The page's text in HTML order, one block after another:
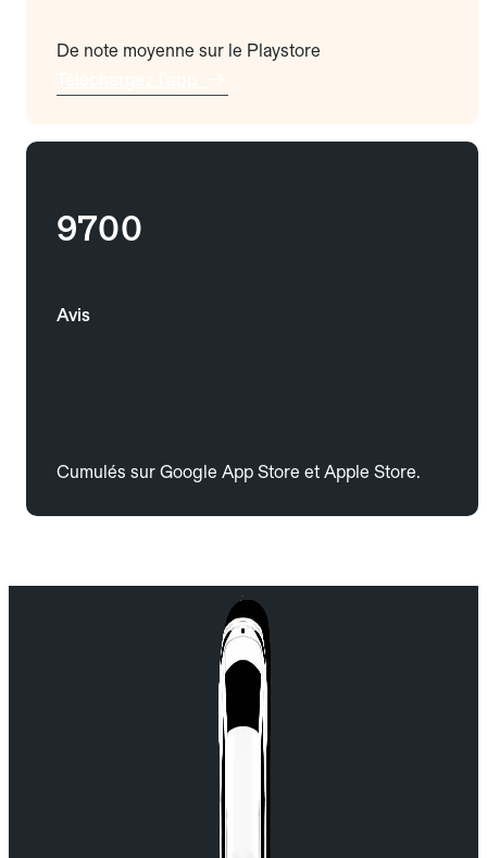
De note moyenne sur le Playstore
9700
Avis
Cumulés sur Google App Store et Apple Store.